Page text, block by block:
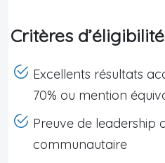
Critères
Excellents résultats
70% ou mention
Preuve de leadership
communautaire